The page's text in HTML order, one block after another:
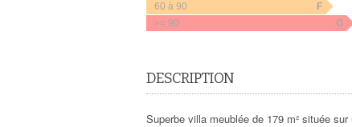
60 à 90
F
>= 90
G
DESCRIPTION
Superbe villa meublée de 179 m² située